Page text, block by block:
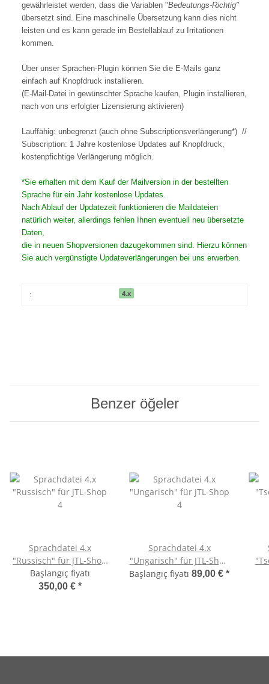
gewährleistet werden, dass die Variablen "Bedeutungs-Richtig"
übersetzt sind. Eine maschinelle Übersetzung kann dies nicht
leisten und es kann gerade im Bestellablauf zu Irritationen
kommen.
Über unser Sprachen-Plugin können Sie die E-Mails ganz
einfach auf Knopfdruck installieren.
(E-Mail-Datei in gewünschter Sprache kaufen, Plugin installieren,
nach von uns erfolgter Lizensierung aktivieren)
Lauffähig: unbegrenzt (auch ohne Subscriptionsverlängerung*) //
Subscription: 1 Jahre kostenlose Updates auf Knopfdruck,
kostenpfichtige Verlängerung möglich.
*Sie erhalten mit dem Kauf der Mailversion in der bestellten
Sprache für ein Jahr kostenlose Updates.
Nach Ablauf der Updatezeit funktionieren die Maildateien
natürlich weiter, allerdings fehlen Ihnen eventuell neu übersetzte
Daten,
die in neuen Shopversionen dazugekommen sind. Hierzu können
Sie auch vergünstigte Updateverlängerungen bei uns erwerben.
: 4.x
Benzer öğeler
Sprachdatei 4.x
"Russisch" für JTL-Shop
4
Başlangıç fiyatı
350,00 € *
Sprachdatei 4.x
"Ungarisch" für JTL-Shop
4
Başlangıç fiyatı 89,00 € *